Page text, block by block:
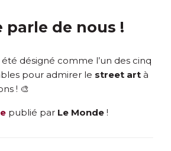
parle de nous !
été désigné comme l’un des cinq
pour admirer le street art à
! 🎨
publié par Le Monde !